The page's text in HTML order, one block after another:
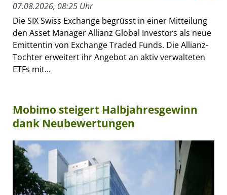
07.08.2026, 08:25 Uhr
Die SIX Swiss Exchange begrüsst in einer Mitteilung
den Asset Manager Allianz Global Investors als neue
Emittentin von Exchange Traded Funds. Die Allianz-
Tochter erweitert ihr Angebot an aktiv verwalteten
ETFs mit...
Mobimo steigert Halbjahresgewinn
dank Neubewertungen